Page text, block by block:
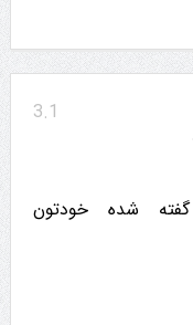
3.1
شده خودتون